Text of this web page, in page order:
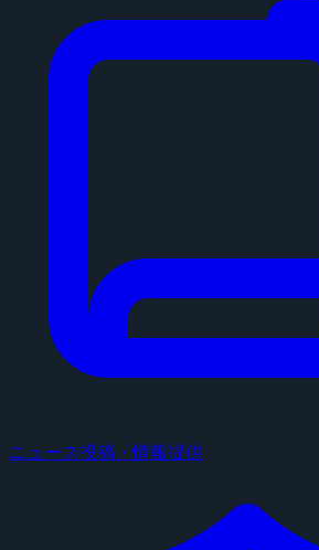
ニュース投稿・情報提供